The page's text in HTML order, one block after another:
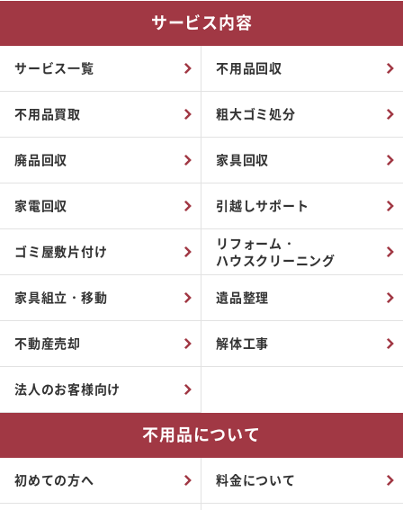
サービス内容
サービス一覧 不用品回収
不用品買取 粗大ゴミ処分
廃品回収 家具回収
家電回収 引越しサポート
ゴミ屋敷片付け
リフォーム・
ハウスクリーニング
家具組立・移動 遺品整理
不動産売却 解体工事
法人のお客様向け
不用品について
初めての方へ 料金について